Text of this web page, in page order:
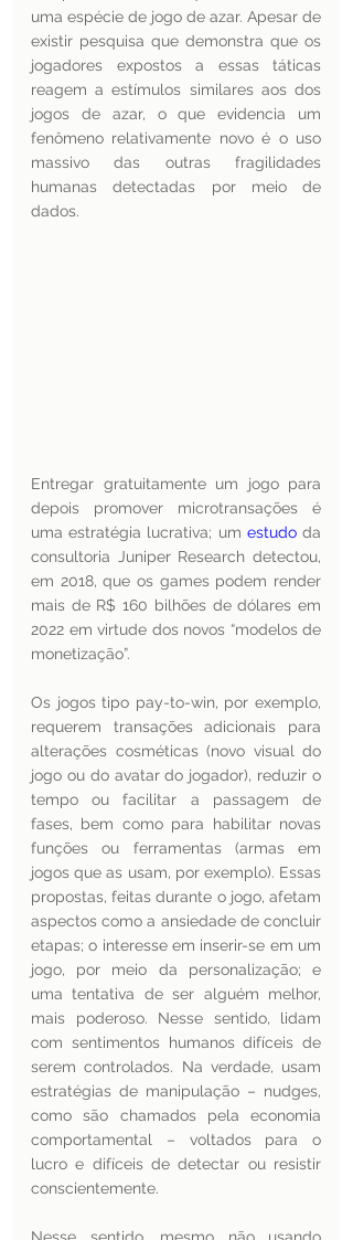
uma espécie de jogo de azar. Apesar de
existir pesquisa que demonstra que os
jogadores expostos a essas táticas
reagem a estímulos similares aos dos
jogos de azar, o que evidencia um
fenômeno relativamente novo é o uso
massivo das outras fragilidades
humanas detectadas por meio de
dados.
Entregar gratuitamente um jogo para
depois promover microtransações é
uma estratégia lucrativa; um estudo da
consultoria Juniper Research detectou,
em 2018, que os games podem render
mais de R$ 160 bilhões de dólares em
2022 em virtude dos novos “modelos de
monetização”.
Os jogos tipo pay-to-win, por exemplo,
requerem transações adicionais para
alterações cosméticas (novo visual do
jogo ou do avatar do jogador), reduzir o
tempo ou facilitar a passagem de
fases, bem como para habilitar novas
funções ou ferramentas (armas em
jogos que as usam, por exemplo). Essas
propostas, feitas durante o jogo, afetam
aspectos como a ansiedade de concluir
etapas; o interesse em inserir-se em um
jogo, por meio da personalização; e
uma tentativa de ser alguém melhor,
mais poderoso. Nesse sentido, lidam
com sentimentos humanos difíceis de
serem controlados. Na verdade, usam
estratégias de manipulação – nudges,
como são chamados pela economia
comportamental – voltados para o
lucro e difíceis de detectar ou resistir
conscientemente.